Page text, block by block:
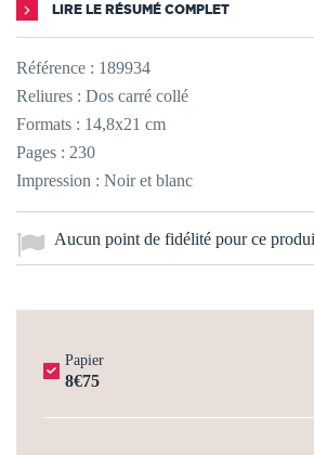
LIRE LE RÉSUMÉ COMPLET
Référence : 189934
Reliures : Dos carré collé
Formats : 14,8x21 cm
Pages : 230
Impression : Noir et blanc
Aucun point de fidélité pour ce
Papier
8€75